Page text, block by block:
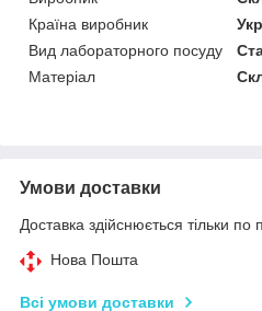
Країна виробник
Вид лабораторного посуду
Матеріал
Умови доставки
Доставка здійснюється тільки по
Нова Пошта
Всі умови доставки